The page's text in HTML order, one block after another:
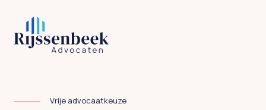
Vrije advocaatkeuze